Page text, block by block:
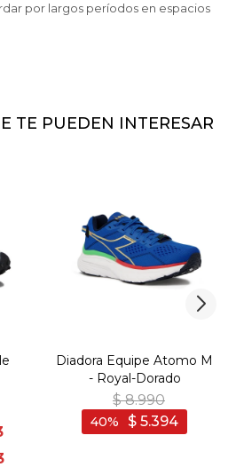
por largos períodos en espacios
TE PUEDEN INTERESAR
Diadora Equipe Atomo M
- Royal-Dorado
$ 8.990
$ 5.394
40